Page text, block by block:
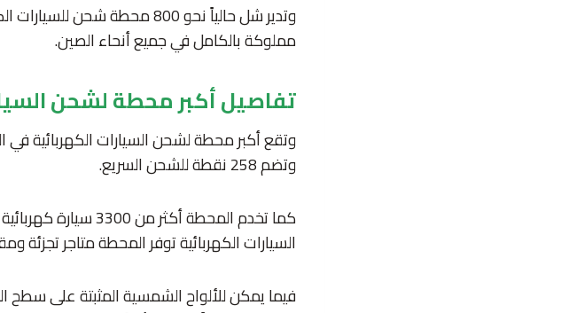
وتدير شل حالياً نحو 800
مملوكة بالكامل في جميع أنحاء الصين.
تفاصيل أكبر محطة لشحن
وتضم 258 نقطة للشحن السريع.
كما تخدم المحطة
السيارات الكهربائية توفر المحطة متاجر تجزئة